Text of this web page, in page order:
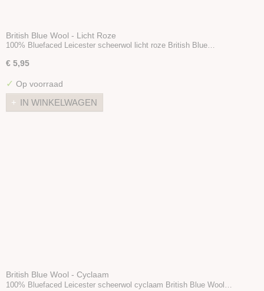
British Blue Wool - Licht Roze
100% Bluefaced Leicester scheerwol licht roze British Blue…
€ 5,95
✓ Op voorraad
IN WINKELWAGEN
British Blue Wool - Cyclaam
100% Bluefaced Leicester scheerwol cyclaam British Blue Wool…